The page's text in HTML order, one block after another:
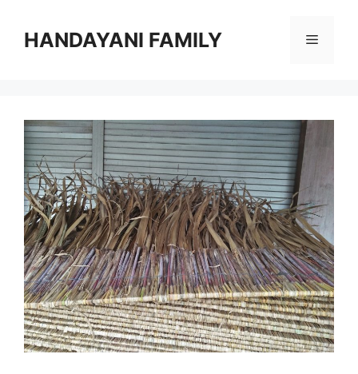
HANDAYANI FAMILY Menu